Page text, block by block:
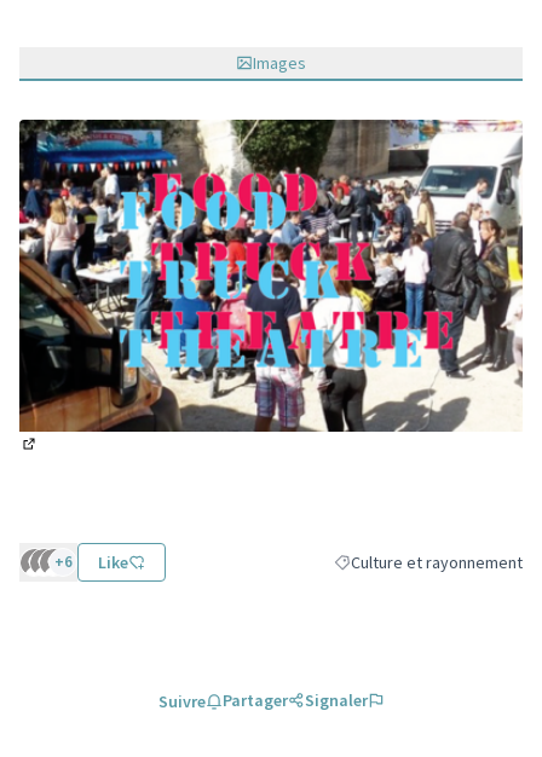
Images
+6 Like Filtrer les résultats de la
Culture et rayonnement
Suivre Partager Signaler